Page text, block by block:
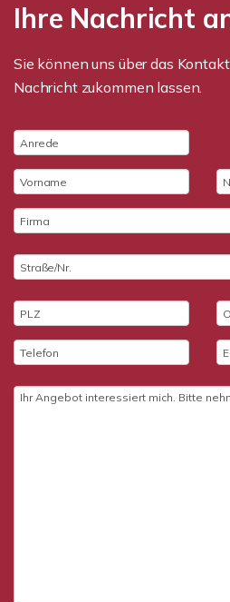
Ihre Nachricht
Sie können uns über das
Nachricht zukommen lassen.